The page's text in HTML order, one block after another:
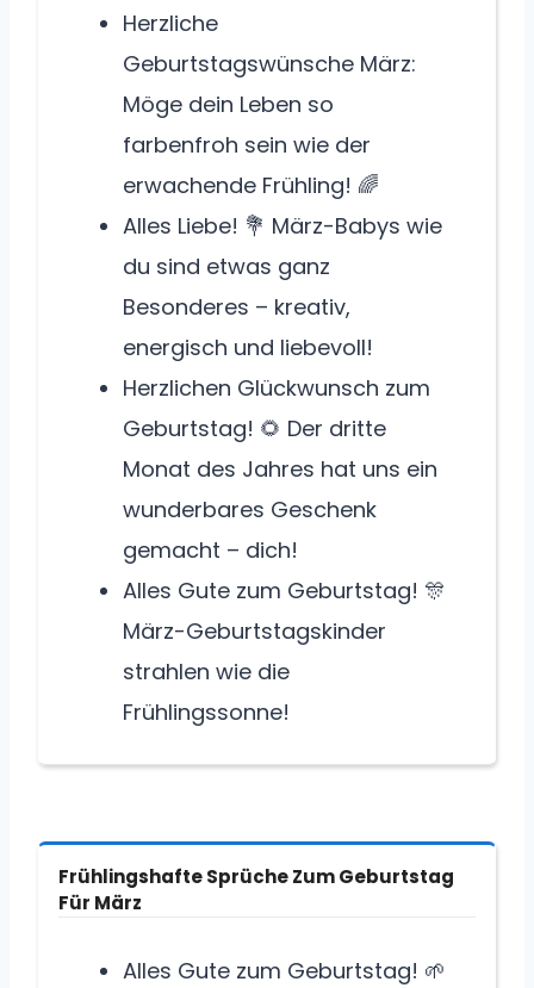
Herzliche
Geburtstagswünsche März:
Möge dein Leben so
farbenfroh sein wie der
erwachende Frühling! 🌈
Alles Liebe! 💐 März-Babys wie
du sind etwas ganz
Besonderes – kreativ,
energisch und liebevoll!
Herzlichen Glückwunsch zum
Geburtstag! 🌻 Der dritte
Monat des Jahres hat uns ein
wunderbares Geschenk
gemacht – dich!
Alles Gute zum Geburtstag! 🎊
März-Geburtstagskinder
strahlen wie die
Frühlingssonne!
Frühlingshafte Sprüche Zum Geburtstag
Für März
Alles Gute zum Geburtstag! 🌱